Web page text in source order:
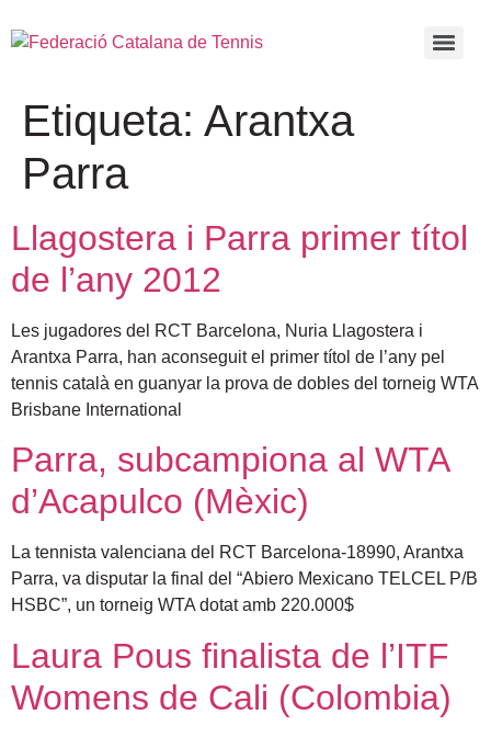
Etiqueta: Arantxa
Parra
Llagostera i Parra primer títol
de l’any 2012
Les jugadores del RCT Barcelona, Nuria Llagostera i
Arantxa Parra, han aconseguit el primer títol de l’any pel
tennis català en guanyar la prova de dobles del torneig WTA
Brisbane International
Parra, subcampiona al WTA
d’Acapulco (Mèxic)
La tennista valenciana del RCT Barcelona-18990, Arantxa
Parra, va disputar la final del “Abiero Mexicano TELCEL P/B
HSBC”, un torneig WTA dotat amb 220.000$
Laura Pous finalista de l’ITF
Womens de Cali (Colombia)